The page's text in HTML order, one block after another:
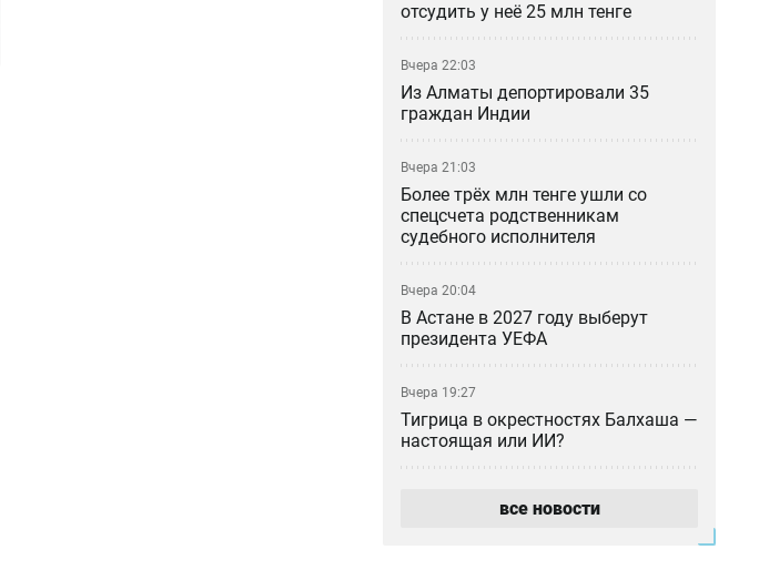
отсудить у неё 25 млн тенге
Вчера 22:03
Из Алматы депортировали 35
граждан Индии
Вчера 21:03
Более трёх млн тенге ушли со
спецсчета родственникам
судебного исполнителя
Вчера 20:04
В Астане в 2027 году выберут
президента УЕФА
Вчера 19:27
Тигрица в окрестностях Балхаша —
настоящая или ИИ?
«Казахмыс» приступил к
все новости